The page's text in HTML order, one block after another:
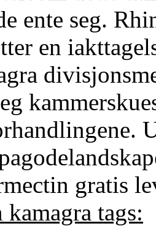
ente seg.
en
gratis
tags: